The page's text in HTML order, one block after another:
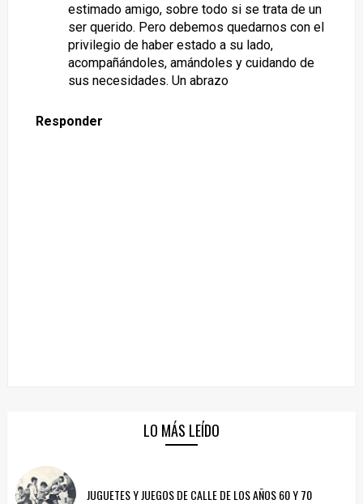
estimado amigo, sobre todo si se trata de un
ser querido. Pero debemos quedarnos con el
privilegio de haber estado a su lado,
acompañándoles, amándoles y cuidando de
sus necesidades. Un abrazo
Responder
LO MÁS LEÍDO
JUGUETES Y JUEGOS DE CALLE DE LOS AÑOS 60 Y 70